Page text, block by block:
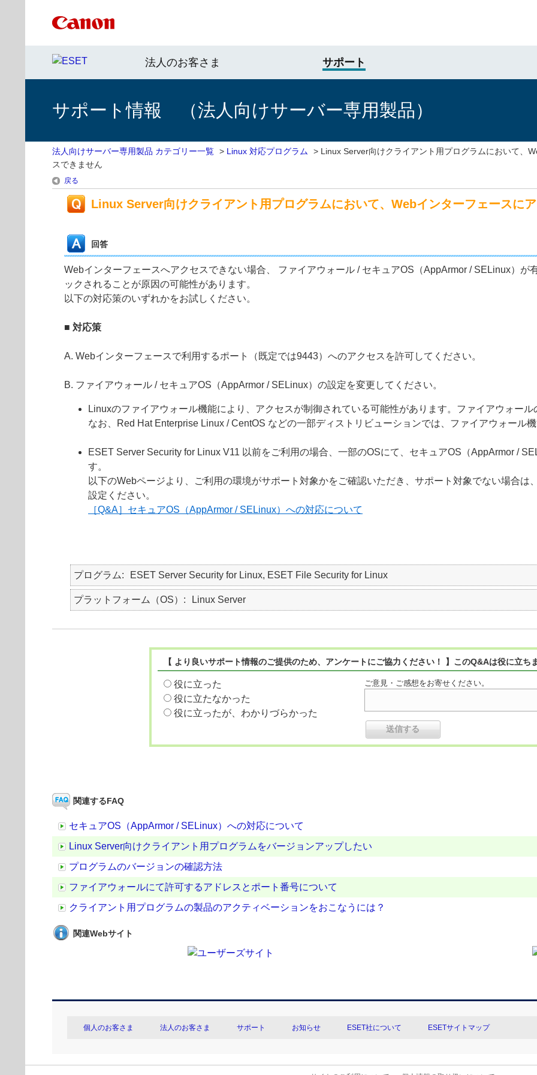
法人のお客さま サポート
サポート情報 （法人向けサーバー専用製品）
法人向けサーバー専用製品 カテゴリー一覧 > Linux 対応プログラム > Linux Server向けクライアント用プログラムにおいて、
スできません
戻る
Linux Server向けクライアント用プログラムにおいて、Webインターフェースに
回答
Webインターフェースへアクセスできない場合、 ファイアウォール / セキュアOS（AppArmor / SELinux）が
ックされることが原因の可能性があります。
以下の対応策のいずれかをお試しください。
■ 対応策
A. Webインターフェースで利用するポート（既定では9443）へのアクセスを許可してください。
B. ファイアウォール / セキュアOS（AppArmor / SELinux）の設定を変更してください。
Linuxのファイアウォール機能により、アクセスが制御されている可能性があります。ファイアウォー
なお、Red Hat Enterprise Linux / CentOS などの一部ディストリビューションでは、ファイアウォール
ESET Server Security for Linux V11 以前をご利用の場合、一部のOSにて、セキュアOS（AppArmor /
す。
以下のWebページより、ご利用の環境がサポート対象かをご確認いただき、サポート対象でない場合は
設定ください。
［Q&A］セキュアOS（AppArmor / SELinux）への対応について
プログラム ESET Server Security for Linux, ESET File Security for Linux
プラットフォーム（OS） Linux Server
【 より良いサポート情報のご提供のため、アンケートにご協力ください！ 】このQ&Aは役に立ち
役に立った
役に立たなかった
役に立ったが、わかりづらかった
ご意見・ご感想をお寄せください。
関連するFAQ
セキュアOS（AppArmor / SELinux）への対応について
Linux Server向けクライアント用プログラムをバージョンアップしたい
プログラムのバージョンの確認方法
ファイアウォールにて許可するアドレスとポート番号について
クライアント用プログラムの製品のアクティベーションをおこなうには？
関連Webサイト
個人のお客さま 法人のお客さま サポート お知らせ ESET社について ESETサイトマップ